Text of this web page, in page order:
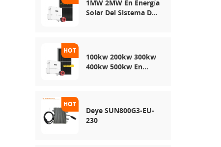
1MW 2MW En Energía
Solar Del Sistema De
100kw 200kw 300kw
400kw 500kw En
Deye SUN800G3-EU-
230